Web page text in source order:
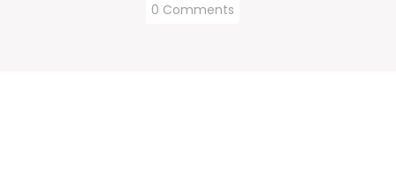
0 Comments